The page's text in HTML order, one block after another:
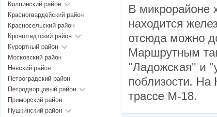
В микрорайоне
находится
отсюда можно
Маршрутным
"Ладожская" и
поблизости.
трассе М-18.
Колпинский район
Красногвардейский район
Красносельский район
Кронштадтский район
Курортный район
Московский район
Невский район
Петроградский район
Петродворцовый район
Приморский район
Пушкинский район